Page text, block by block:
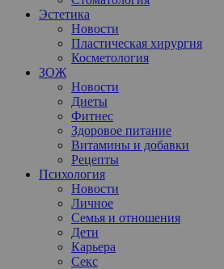
Эстетика
Новости
Пластическая хирургия
Косметология
ЗОЖ
Новости
Диеты
Фитнес
Здоровое питание
Витамины и добавки
Рецепты
Психология
Новости
Личное
Семья и отношения
Дети
Карьера
Секс